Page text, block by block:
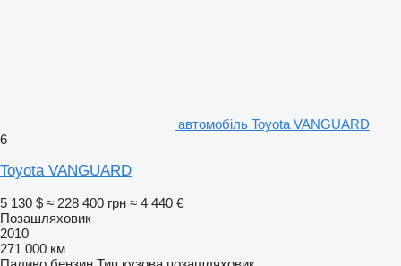
автомобіль Toyota VANGUARD
6
Toyota VANGUARD
5 130 $ ≈ 228 400 грн ≈ 4 440 €
Позашляховик
2010
271 000 км